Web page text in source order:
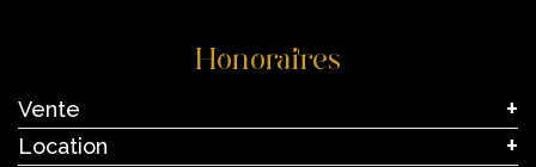
Honoraires
Vente
Location